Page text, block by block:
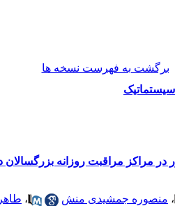
برگشت به فهرست نسخه ها
مراقبت روزانه بزرگسالان در
، منصوره جمشیدی منش ،